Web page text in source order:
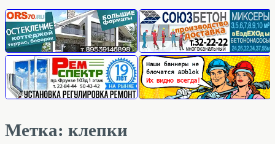
Метка: клепки